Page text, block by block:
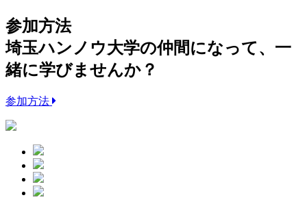
参加方法
埼玉ハンノウ大学の仲間になって、一
緒に学びませんか？
参加方法